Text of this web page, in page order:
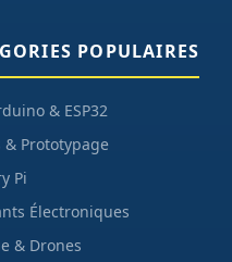
POPULAIRES
& ESP32
& Prototypage
Pi
Électroniques
& Drones